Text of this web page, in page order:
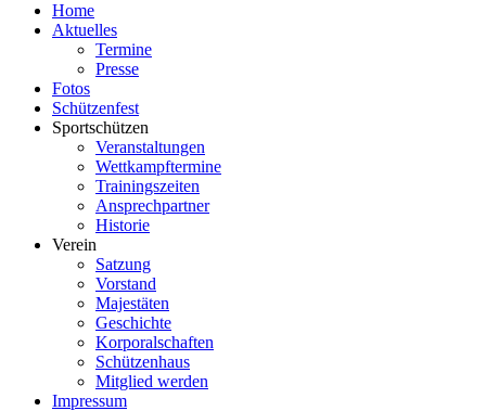
Home
Aktuelles
Termine
Presse
Fotos
Schützenfest
Sportschützen
Veranstaltungen
Wettkampftermine
Trainingszeiten
Ansprechpartner
Historie
Verein
Satzung
Vorstand
Majestäten
Geschichte
Korporalschaften
Schützenhaus
Mitglied werden
Impressum